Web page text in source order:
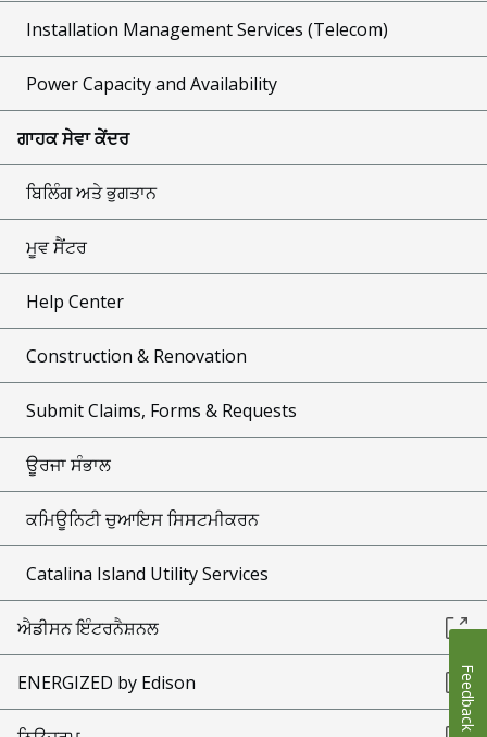
Installation Management Services (Telecom)
Power Capacity and Availability
ਗਾਹਕ ਸੇਵਾ ਕੇਂਦਰ
ਬਿਲਿੰਗ ਅਤੇ ਭੁਗਤਾਨ
ਮੂਵ ਸੈਂਟਰ
Help Center
Construction & Renovation
Submit Claims, Forms & Requests
ਊਰਜਾ ਸੰਭਾਲ
ਕਮਿਊਨਿਟੀ ਚੁਆਇਸ ਸਿਸਟਮੀਕਰਨ
Catalina Island Utility Services
ਐਡੀਸਨ ਇੰਟਰਨੈਸ਼ਨਲ
ENERGIZED by Edison Feedback